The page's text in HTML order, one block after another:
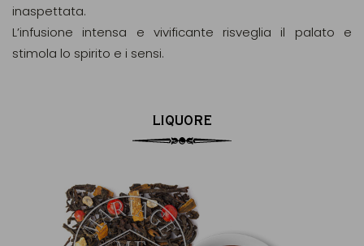
inaspettata.
L’infusione intensa e vivificante risveglia il palato e
stimola lo spirito e i sensi.
LIQUORE